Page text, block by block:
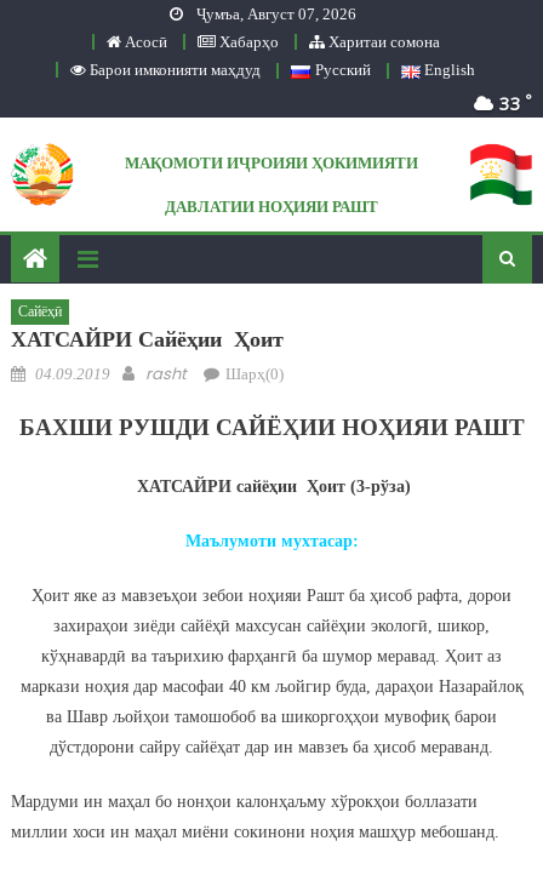
Ҷумъа, Август 07, 2026
Асосӣ
Хабарҳо
Харитаи сомона
Барои имконияти маҳдуд
Русский English
33 °
МАҚОМОТИ ИҶРОИЯИ ҲОКИМИЯТИ
ДАВЛАТИИ НОҲИЯИ РАШТ
Сайёҳӣ
ХАТСАЙРИ Сайёҳии Ҳоит
Posted on
04.09.2019 Author
rasht Шарҳ(0)
БАХШИ РУШДИ САЙЁҲИИ НОҲИЯИ РАШТ
ХАТСАЙРИ сайёҳии Ҳоит (3-рўза)
Маълумоти мухтасар:
Ҳоит яке аз мавзеъҳои зебои ноҳияи Рашт ба ҳисоб рафта, дорои
захираҳои зиёди сайёҳӣ махсусан сайёҳии экологӣ, шикор,
кўҳнавардӣ ва таърихию фарҳангӣ ба шумор меравад. Ҳоит аз
маркази ноҳия дар масофаи 40 км љойгир буда, дараҳои Назарайлоқ
ва Шавр љойҳои тамошобоб ва шикоргоҳҳои мувофиқ барои
дўстдорони сайру сайёҳат дар ин мавзеъ ба ҳисоб мераванд.
Мардуми ин маҳал бо нонҳои калонҳаљму хўрокҳои боллазати
миллии хоси ин маҳал миёни сокинони ноҳия машҳур мебошанд.